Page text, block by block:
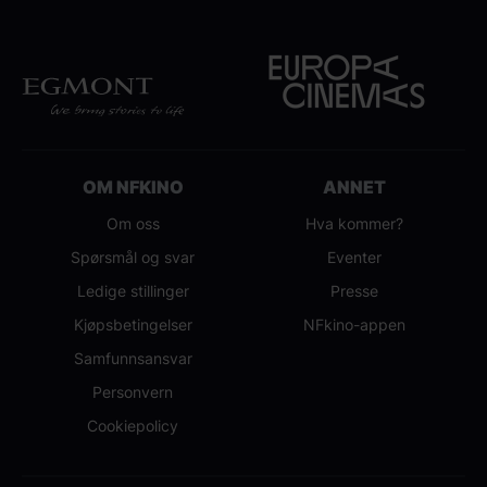
OM NFKINO
Om oss
Spørsmål og svar
Ledige stillinger
Kjøpsbetingelser
Samfunnsansvar
Personvern
Cookiepolicy
ANNET
Hva kommer?
Eventer
Presse
NFkino-appen